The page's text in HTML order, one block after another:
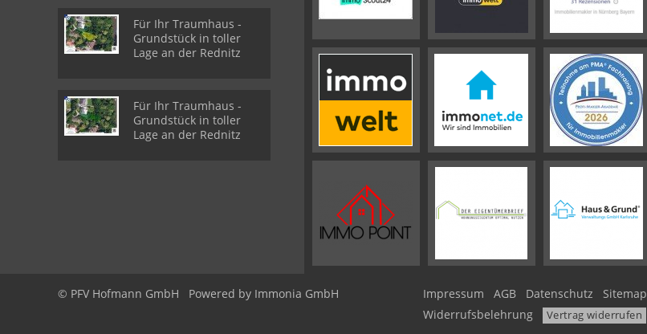
Für Ihr Traumhaus -
Grundstück in toller
Lage an der Rednitz
Für Ihr Traumhaus -
Grundstück in toller
Lage an der Rednitz
© PFV Hofmann GmbH Powered by Immonia GmbH Impressum AGB Datenschutz
Sitemap
Widerrufsbelehrung
Vertrag widerrufen